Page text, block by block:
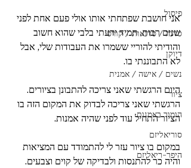
פיסול
סדנה / סדנאות / קורס
דיוקן
נשים / אישה / אמנית
ציור
הומור באמנות
סוריאליזם
היפר-ריאליזם
אני חושבת שפתחתי אותו אולי פעם אחת לפני
שנים רבות. תמיד ידעתי בלבי שהוא חשוב
והודיתי להוריי ששמרו את העבודות שלי, אבל
לא התבוננתי בו.
היום הרגשתי שאני צריכה להתבונן בציורים.
הרגשתי שאני צריכה לבדוק את המקום הזה בו
הציור התחיל עוד לפני שהיה אמנות.
במקום בו ציור עזר לי להתמודד עם המציאות
והיה כר להתנסות ולבדיקה של קוים וצבעים.